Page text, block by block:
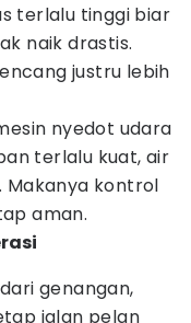
terlalu tinggi biar
naik drastis.
justru lebih
nyedot udara
terlalu kuat, air
Makanya kontrol
aman.
genangan,
jalan pelan